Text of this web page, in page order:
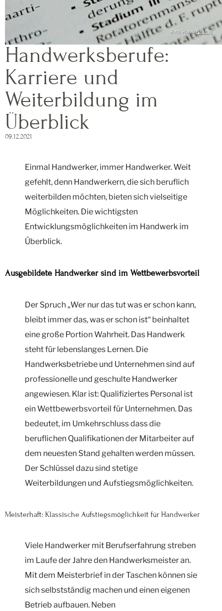
Foto: Hans,Pixabay
Handwerksberufe:
Karriere und
Weiterbildung im
Überblick
09.12.2021
Einmal Handwerker, immer Handwerker. Weit
gefehlt, denn Handwerkern, die sich beruflich
weiterbilden möchten, bieten sich vielseitige
Möglichkeiten. Die wichtigsten
Entwicklungsmöglichkeiten im Handwerk im
Überblick.
Ausgebildete Handwerker sind im Wettbewerbsvorteil
Der Spruch „Wer nur das tut was er schon kann,
bleibt immer das, was er schon ist“ beinhaltet
eine große Portion Wahrheit. Das Handwerk
steht für lebenslanges Lernen. Die
Handwerksbetriebe und Unternehmen sind auf
professionelle und geschulte Handwerker
angewiesen. Klar ist: Qualifiziertes Personal ist
ein Wettbewerbsvorteil für Unternehmen. Das
bedeutet, im Umkehrschluss dass die
beruflichen Qualifikationen der Mitarbeiter auf
dem neuesten Stand gehalten werden müssen.
Der Schlüssel dazu sind stetige
Weiterbildungen und Aufstiegsmöglichkeiten.
Meisterhaft: Klassische Aufstiegsmöglichkeit für Handwerker
Viele Handwerker mit Berufserfahrung streben
im Laufe der Jahre den Handwerksmeister an.
Mit dem Meisterbrief in der Taschen können sie
sich selbstständig machen und einen eigenen
Betrieb aufbauen. Neben